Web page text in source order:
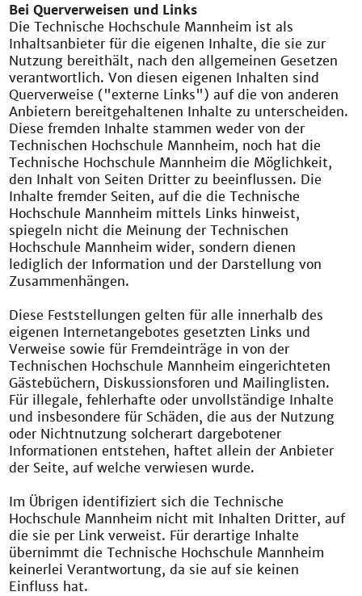
Bei Querverweisen und Links
Die Technische Hochschule Mannheim ist als
Inhaltsanbieter für die eigenen Inhalte, die sie zur
Nutzung bereithält, nach den allgemeinen Gesetzen
verantwortlich. Von diesen eigenen Inhalten sind
Querverweise ("externe Links") auf die von anderen
Anbietern bereitgehaltenen Inhalte zu unterscheiden.
Diese fremden Inhalte stammen weder von der
Technischen Hochschule Mannheim, noch hat die
Technische Hochschule Mannheim die Möglichkeit,
den Inhalt von Seiten Dritter zu beeinflussen. Die
Inhalte fremder Seiten, auf die die Technische
Hochschule Mannheim mittels Links hinweist,
spiegeln nicht die Meinung der Technischen
Hochschule Mannheim wider, sondern dienen
lediglich der Information und der Darstellung von
Zusammenhängen.
Diese Feststellungen gelten für alle innerhalb des
eigenen Internetangebotes gesetzten Links und
Verweise sowie für Fremdeinträge in von der
Technischen Hochschule Mannheim eingerichteten
Gästebüchern, Diskussionsforen und Mailinglisten.
Für illegale, fehlerhafte oder unvollständige Inhalte
und insbesondere für Schäden, die aus der Nutzung
oder Nichtnutzung solcherart dargebotener
Informationen entstehen, haftet allein der Anbieter
der Seite, auf welche verwiesen wurde.
Im Übrigen identifiziert sich die Technische
Hochschule Mannheim nicht mit Inhalten Dritter, auf
die sie per Link verweist. Für derartige Inhalte
übernimmt die Technische Hochschule Mannheim
keinerlei Verantwortung, da sie auf sie keinen
Einfluss hat.